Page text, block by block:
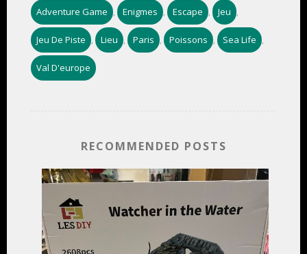
Adventure Game , Enigmes , Escape , Jeu ,
Jeu De Piste , Lieu , Paris , Poissons , Sea Life ,
Val D'europe
RECOMMENDED POSTS